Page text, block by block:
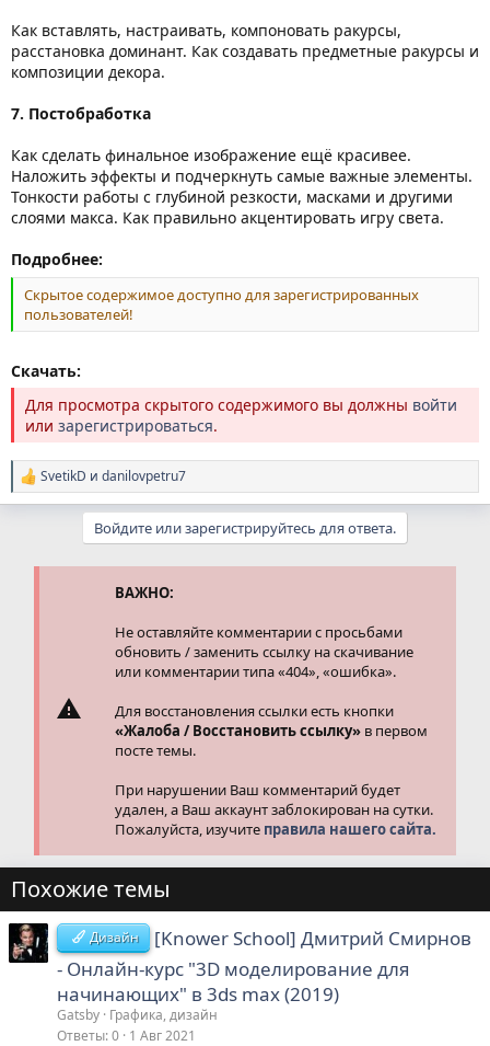
Как вставлять, настраивать, компоновать ракурсы,
расстановка доминант. Как создавать предметные ракурсы и
композиции декора.
7. Постобработка
Как сделать финальное изображение ещё красивее.
Наложить эффекты и подчеркнуть самые важные элементы.
Тонкости работы с глубиной резкости, масками и другими
слоями макса. Как правильно акцентировать игру света.
Подробнее:
Скрытое содержимое доступно для зарегистрированных
пользователей!
Скачать:
Для просмотра скрытого содержимого вы должны войти
или зарегистрироваться.
Р
е
SvetikD и danilovpetru7
Войдите или зарегистрируйтесь для ответа.
ВАЖНО:
Не оставляйте комментарии с просьбами
обновить / заменить ссылку на скачивание
или комментарии типа «404», «ошибка».
Для восстановления ссылки есть кнопки
«Жалоба / Восстановить ссылку» в первом
посте темы.
При нарушении Ваш комментарий будет
удален, а Ваш аккаунт заблокирован на сутки.
Пожалуйста, изучите правила нашего сайта.
Похожие темы
Дизайн
[Knower School] Дмитрий Смирнов
- Онлайн-курс "3D моделирование для
начинающих" в 3ds max (2019)
Gatsby Графика, дизайн
Ответы 0 1 Авг 2021